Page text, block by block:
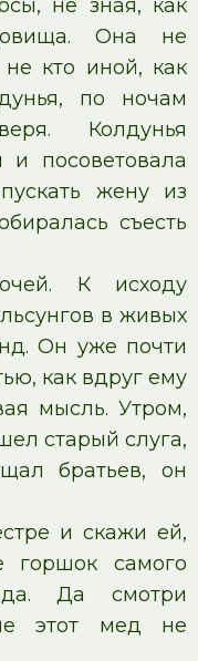
не зная, как
Она не
кто иной, как
по ночам
Колдунья
и посоветовала
жену из
съесть
К исходу
в живых
Он уже почти
как вдруг ему
мысль. Утром,
старый слуга,
братьев, он
и скажи ей,
горшок самого
Да смотри
этот мед не